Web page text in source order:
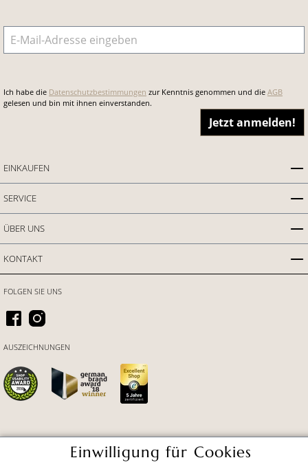
E-Mail-Adresse
Ich habe die Datenschutzbestimmungen zur Kenntnis genommen und die AGB
gelesen und bin mit ihnen einverstanden.
Jetzt anmelden!
EINKAUFEN
SERVICE
ÜBER UNS
KONTAKT
ZAHLUNGSARTEN
FOLGEN SIE UNS
AUSZEICHNUNGEN
Einwilligung für Cookies